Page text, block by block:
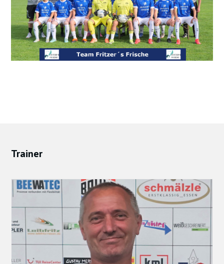
Trainer